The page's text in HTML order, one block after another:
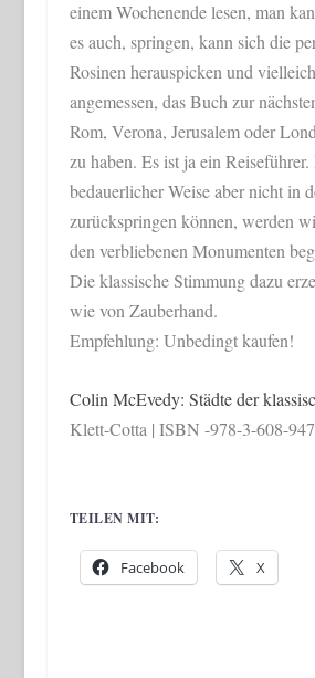
einem Wochenende lesen, man
es auch, springen, kann sich die
Rosinen herauspicken und
angemessen, das Buch zur
Rom, Verona, Jerusalem oder
zu haben. Es ist ja ein
bedauerlicher Weise aber nicht in
zurückspringen können, werden
den verbliebenen Monumenten
Die klassische Stimmung dazu
wie von Zauberhand.
Empfehlung: Unbedingt kaufen!
Colin McEvedy: Städte der
Klett-Cotta | ISBN -978-3-608-
TEILEN MIT:
Facebook X